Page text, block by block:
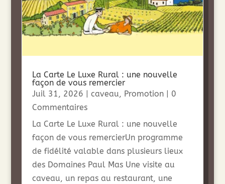
La Carte Le Luxe Rural : une nouvelle
façon de vous remercier
Juil 31, 2026 | caveau, Promotion| 0
Commentaires
La Carte Le Luxe Rural : une nouvelle
façon de vous remercierUn programme
de fidélité valable dans plusieurs lieux
des Domaines Paul Mas Une visite au
caveau, un repas au restaurant, une